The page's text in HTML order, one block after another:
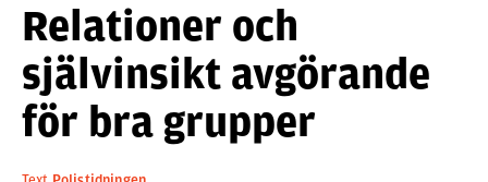
Relationer och
självinsikt avgörande
för bra grupper